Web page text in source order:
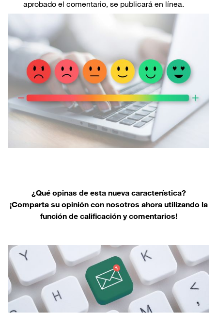
aprobado el comentario, se publicará en línea.
¿Qué opinas de esta nueva característica?
¡Comparta su opinión con nosotros ahora utilizando la
función de calificación y comentarios!